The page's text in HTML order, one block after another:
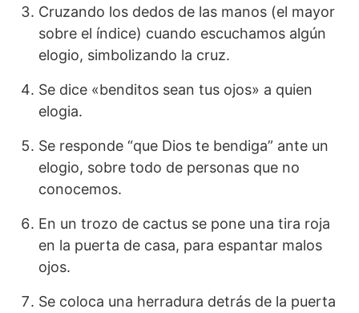
Cruzando los dedos de las manos (el mayor
sobre el índice) cuando escuchamos algún
elogio, simbolizando la cruz.
Se dice «benditos sean tus ojos» a quien
elogia.
Se responde “que Dios te bendiga” ante un
elogio, sobre todo de personas que no
conocemos.
En un trozo de cactus se pone una tira roja
en la puerta de casa, para espantar malos
ojos.
Se coloca una herradura detrás de la puerta